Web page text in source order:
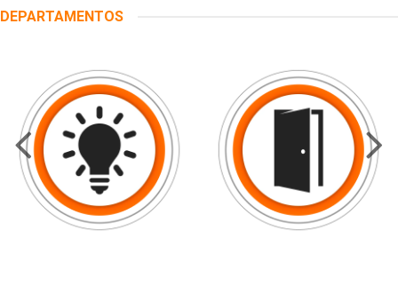
DEPARTAMENTOS